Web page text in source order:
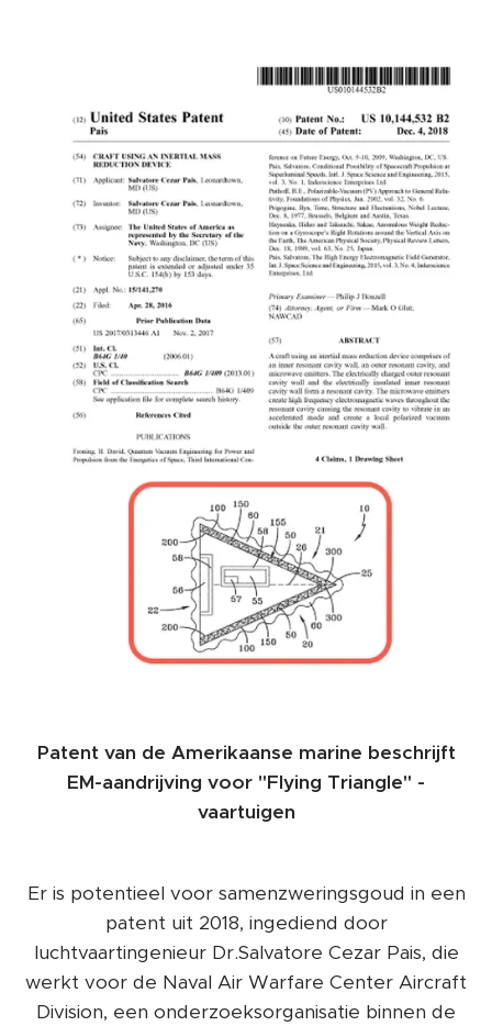
Patent van de Amerikaanse marine beschrijft
EM-aandrijving voor "Flying Triangle" -
vaartuigen
Er is potentieel voor samenzweringsgoud in een
patent uit 2018, ingediend door
luchtvaartingenieur Dr.Salvatore Cezar Pais, die
werkt voor de Naval Air Warfare Center Aircraft
Division, een onderzoeksorganisatie binnen de